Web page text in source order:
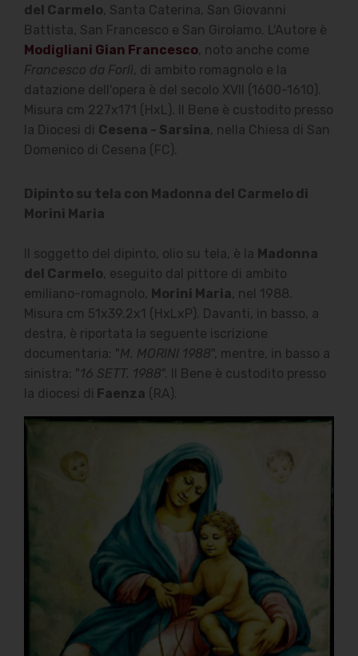
del Carmelo, Santa Caterina, San Giovanni
Battista, San Francesco e San Girolamo. L'Autore è
Modigliani Gian Francesco, noto anche come
Francesco da Forlì, di ambito romagnolo e la
datazione dell'opera è del secolo XVII (1600-1610).
Misura cm 227x171 (HxL). Il Bene è custodito presso
la Diocesi di Cesena - Sarsina, nella Chiesa di San
Domenico di Cesena (FC).
Dipinto su tela con Madonna del Carmelo di
Morini Maria
Il soggetto del dipinto, olio su tela, è la Madonna
del Carmelo, eseguito dal pittore di ambito
emiliano-romagnolo, Morini Maria, nel 1988.
Misura cm 51x39.2x1 (HxLxP). Davanti, in basso, a
destra, è riportata la seguente iscrizione
documentaria: "M. MORINI 1988", mentre, in basso a
sinistra: "16 SETT. 1988". Il Bene è custodito presso
la diocesi di Faenza (RA).